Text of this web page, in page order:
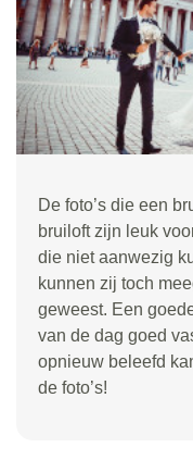
De foto’s die een
bruiloft zijn leuk
die niet aanwezig
kunnen zij toch
geweest. Een
van de dag goed
opnieuw beleefd
de foto’s!